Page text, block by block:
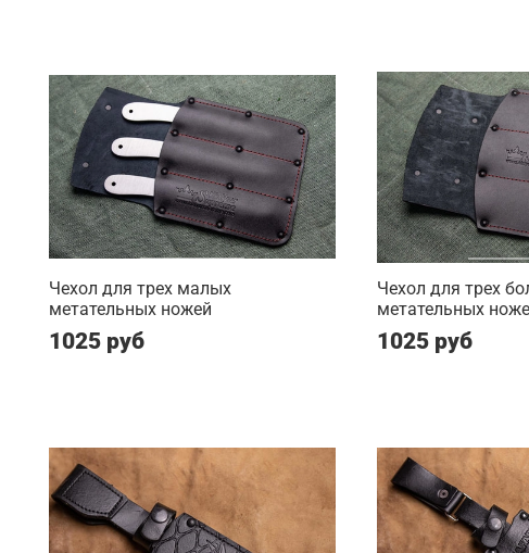
Чехол для трех малых
метательных ножей
1025 руб
Чехол для трех
метательных
1025 руб